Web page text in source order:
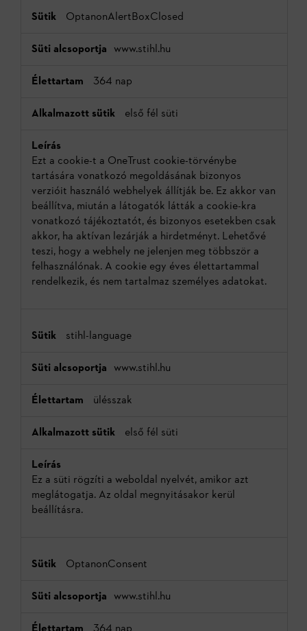
OptanonAlertBoxClosed
www.stihl.hu
364 nap
első fél süti
Ezt a cookie-t a OneTrust cookie-törvénybe
tartására vonatkozó megoldásának bizonyos
verzióit használó webhelyek állítják be. Ez akkor van
beállítva, miután a látogatók látták a cookie-kra
vonatkozó tájékoztatót, és bizonyos esetekben csak
akkor, ha aktívan lezárják a hirdetményt. Lehetővé
teszi, hogy a webhely ne jelenjen meg többször a
felhasználónak. A cookie egy éves élettartammal
rendelkezik, és nem tartalmaz személyes adatokat.
stihl-language
www.stihl.hu
ülésszak
első fél süti
Ez a süti rögzíti a weboldal nyelvét, amikor azt
meglátogatja. Az oldal megnyitásakor kerül
beállításra.
OptanonConsent
www.stihl.hu